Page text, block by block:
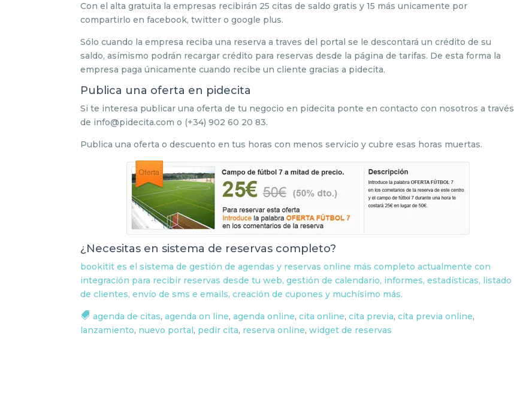
Con el alta gratuita la empresas recibirán 25 citas de saldo gratis y 15 más unicamente por
compartirlo en facebook, twitter o google plus.
Sólo cuando la empresa reciba una reserva a traves del portal se le descontará un crédito de su
saldo, asímismo podrán recargar crédito para reservas desde la página de tarifas. De esta forma la
empresa paga únicamente cuando recibe un cliente gracias a pidecita.
Publica una oferta en pidecita
Si te interesa publicar una oferta de tu negocio en pidecita ponte en contacto con nosotros a través
de info@pidecita.com o (+34) 902 60 20 83.
Publica una oferta o descuento en tus horas con menos servicio y cubre esas horas muertas.
¿Necesitas en sistema de reservas completo?
bookitit es el sistema de gestión de agendas y reservas online más completo actualmente con
integración para recibir reservas desde tu web, gestión de calendario, informes, estadísticas, listado
de clientes, envío de sms e emails, creación de cupones y muchísimo más.
agenda de citas,agenda on line,agenda online,cita online,cita previa,cita previa online,
lanzamiento, nuevo portal, pedir cita, reserva online,widget de reservas